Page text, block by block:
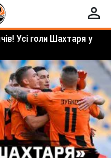
perm_identity